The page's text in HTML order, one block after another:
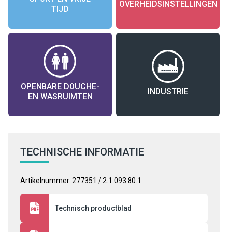
TIJD
OVERHEIDSINSTELLINGEN
OPENBARE DOUCHE-
EN WASRUIMTEN
INDUSTRIE
TECHNISCHE INFORMATIE
Artikelnummer: 277351 / 2.1.093.80.1
Technisch productblad